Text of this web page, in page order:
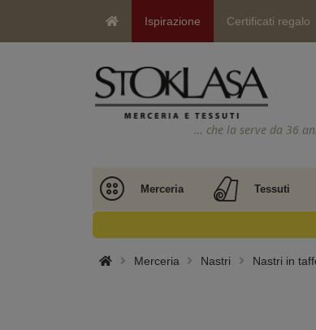
Ispirazione Certificati regalo
… che la serve da 36
Merceria Tessuti
Merceria Nastri Nastri in